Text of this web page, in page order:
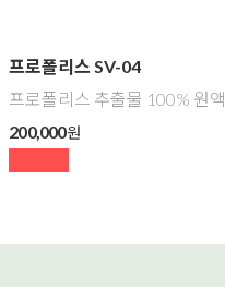
프로폴리스 SV-04
프로폴리스 추출물 100% 원액
200,000